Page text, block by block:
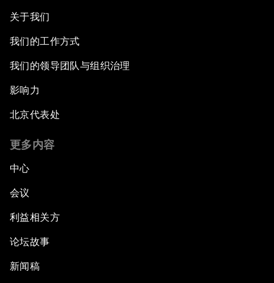
关于我们
我们的工作方式
我们的领导团队与组织治理
影响力
北京代表处
更多内容
中心
会议
利益相关方
论坛故事
新闻稿